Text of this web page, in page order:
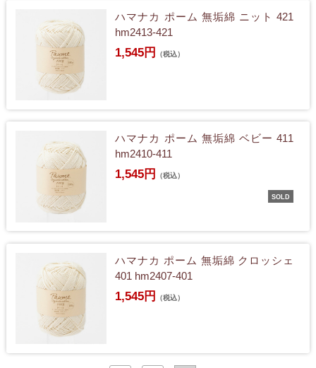
ハマナカ ポーム 無垢綿 ニット 421
hm2413-421
1,545円 （税込）
ハマナカ ポーム 無垢綿 ベビー 411
hm2410-411
1,545円 （税込）
SOLD
ハマナカ ポーム 無垢綿 クロッシェ
401 hm2407-401
1,545円 （税込）